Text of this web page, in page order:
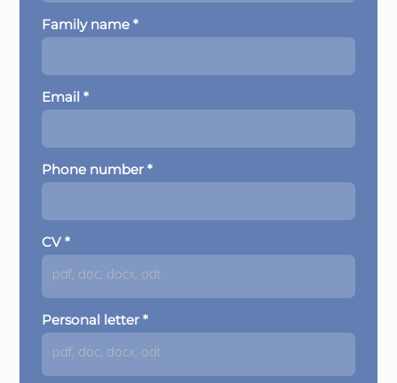
Family name *
Email *
Phone number *
CV *
pdf, doc, docx, odt
Personal letter *
pdf, doc, docx, odt